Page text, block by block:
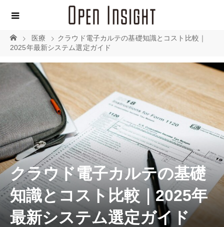
医療
クラウド電子カルテの基礎知識とコスト比較｜
2025年最新システム選定ガイド
クラウド電子カルテの基礎
知識とコスト比較｜2025年
最新システム選定ガイド